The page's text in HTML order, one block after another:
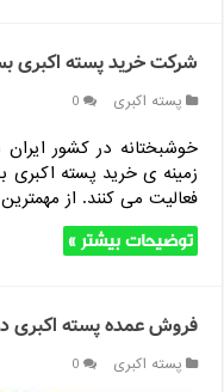
شرکت خرید پسته اکبری
پسته اکبری 0
خوشبختانه در کشور
زمینه ی خرید پسته اکبری
فعالیت می کنند. از
توضیحات بیشتر »
فروش عمده پسته اکبری
پسته اکبری 0